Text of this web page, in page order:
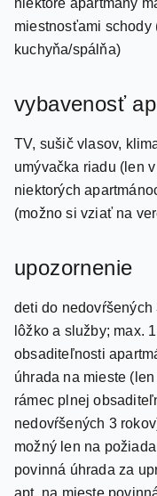
niektoré apartmány
vybavenosť
TV, sušič vlasov,
umývačka riadu (len
upozornenie
deti do
lôžko a služby; max.
obsaditeľnosti
úhrada na mieste
rámec plnej
nedovŕšených 3
možný len na